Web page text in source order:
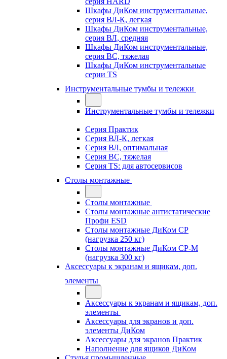
Шкафы ДиКом инструментальные,
cерия ВЛ-К, легкая
Шкафы ДиКом инструментальные,
серия ВЛ, средняя
Шкафы ДиКом инструментальные,
серия ВС, тяжелая
Шкафы ДиКом инструментальные
серии TS
Инструментальные тумбы и тележки
Инструментальные тумбы и тележки
Серия Практик
Серия ВЛ-К, легкая
Серия ВЛ, оптимальная
Серия ВС, тяжелая
Серия TS: для автосервисов
Столы монтажные
Столы монтажные
Столы монтажные антистатические
Профи ESD
Столы монтажные ДиКом СР
(нагрузка 250 кг)
Столы монтажные ДиКом СР-М
(нагрузка 300 кг)
Аксессуары к экранам и ящикам, доп.
элементы
Аксессуары к экранам и ящикам, доп.
элементы
Аксессуары для экранов и доп.
элементы ДиКом
Аксессуары для экранов Практик
Наполнение для ящиков ДиКом